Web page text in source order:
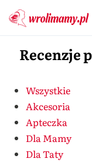
Recenzje
Wszystkie
Akcesoria
Apteczka
Dla Mamy
Dla Taty